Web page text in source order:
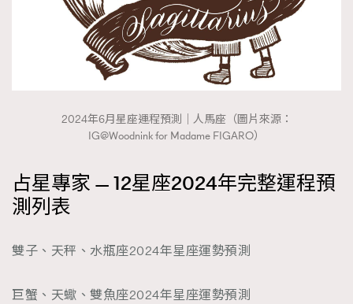
2024年6月星座運程預測｜人馬座（圖片來源：
IG@Woodnink for Madame FIGARO）
占星專家 — 12星座2024年完整運程預
測列表
雙子、天秤、水瓶座2024年星座運勢預測
巨蟹、天蠍、雙魚座2024年星座運勢預測